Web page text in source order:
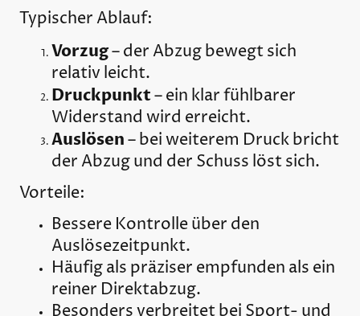
Typischer Ablauf:
Vorzug– der Abzug bewegt sich
relativ leicht.
Druckpunkt– ein klar fühlbarer
Widerstand wird erreicht.
Auslösen– bei weiterem Druck bricht
der Abzug und der Schuss löst sich.
Vorteile:
Bessere Kontrolle über den
Auslösezeitpunkt.
Häufig als präziser empfunden als ein
reiner Direktabzug.